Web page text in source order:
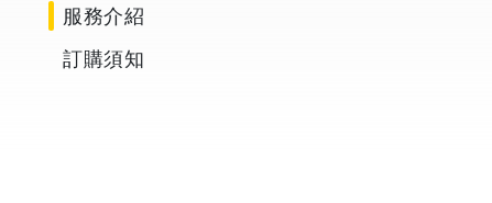
服務介紹
訂購須知